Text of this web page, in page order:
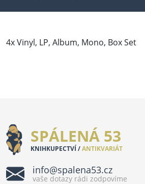
4x Vinyl, LP, Album, Mono, Box Set
SPÁLENÁ 53
KNIHKUPECTVÍ /ANTIKVARIÁT
info@spalena53.cz
vaše dotazy rádi zodpovíme